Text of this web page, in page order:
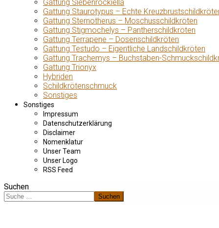
Gattung Siebenrockiella
Gattung Staurotypus – Echte
Gattung Sternotherus – Moschusschildkröten
Gattung Stigmochelys – Pantherschildkröten
Gattung Terrapene – Dosenschildkröten
Gattung Testudo – Eigentliche Landschildkröten
Gattung Trachemys – Buchstaben-
Gattung Trionyx
Hybriden
Schildkrötenschmuck
Sonstiges
Sonstiges
Impressum
Datenschutzerklärung
Disclaimer
Nomenklatur
Unser Team
Unser Logo
RSS Feed
Suchen
Suchen